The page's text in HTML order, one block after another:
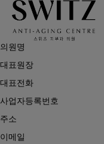
의원명
대표원장
대표전화
사업자등록번호
주소
이메일